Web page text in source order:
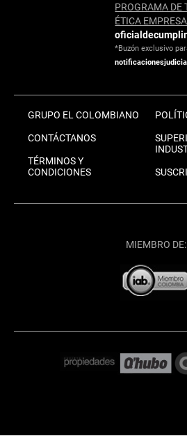
PROGRAMA DE
ÉTICA
*Buzón exclusivo
GRUPO EL COLOMBIANO
CONTÁCTANOS
TÉRMINOS Y
CONDICIONES
MIEMBRO DE: